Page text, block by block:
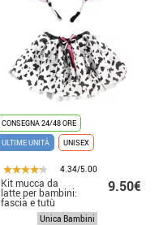
CONSEGNA 24/48 ORE
ULTIME UNITÀ
UNISEX
4.34/5.00
Kit mucca da
latte per bambini:
fascia e tutù
9.50€
Unica Bambini